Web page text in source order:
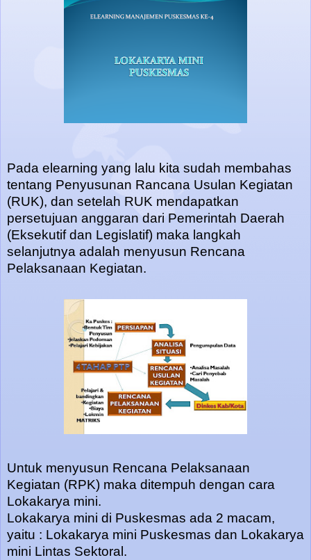
Pada elearning yang lalu kita sudah membahas
tentang Penyusunan Rancana Usulan Kegiatan
(RUK), dan setelah RUK mendapatkan
persetujuan anggaran dari Pemerintah Daerah
(Eksekutif dan Legislatif) maka langkah
selanjutnya adalah menyusun Rencana
Pelaksanaan Kegiatan.
Untuk menyusun Rencana Pelaksanaan
Kegiatan (RPK) maka ditempuh dengan cara
Lokakarya mini.
Lokakarya mini di Puskesmas ada 2 macam,
yaitu : Lokakarya mini Puskesmas dan Lokakarya
mini Lintas Sektoral.